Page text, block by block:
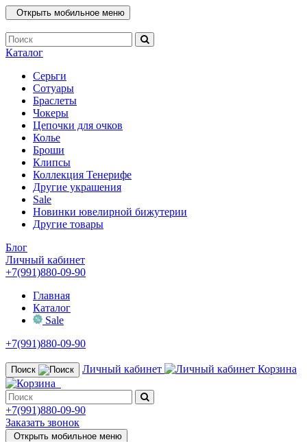
Открыть мобильное меню
Каталог
Серьги
Сотуары
Браслеты
Чокеры
Цепочки для очков
Колье
Броши
Клипсы
Коллекция Тенерифе
Другие украшения
Sale
Новинки ювелирной бижутерии
Другие товары
Блог
Личный кабинет
+7(991)880-09-90
Главная
Каталог
Sale
+7(991)880-09-90
Поиск Личный кабинет Корзина
+7(991)880-09-90
Заказать звонок
Открыть мобильное меню